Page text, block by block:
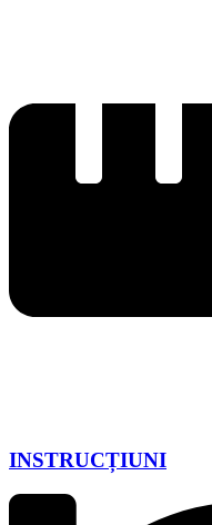
INSTRUCȚIUNI